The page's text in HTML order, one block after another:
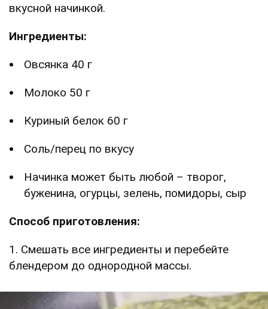
вкусной начинкой.
Ингредиенты:
Овсянка 40 г
Молоко 50 г
Куриный белок 60 г
Соль/перец по вкусу
Начинка может быть любой – творог,
буженина, огурцы, зелень, помидоры, сыр
Способ приготовления:
1. Смешать все ингредиенты и перебейте
блендером до однородной массы.